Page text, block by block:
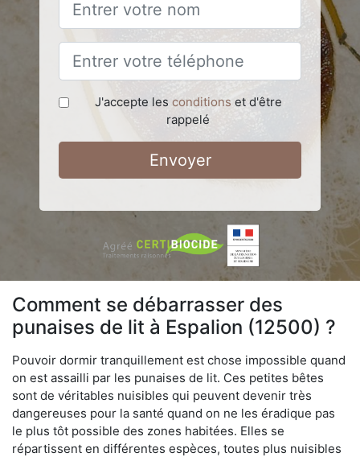
J'accepte les conditions et d'être
rappelé
Envoyer
Comment se débarrasser des
punaises de lit à Espalion (12500) ?
Pouvoir dormir tranquillement est chose impossible quand
on est assailli par les punaises de lit. Ces petites bêtes
sont de véritables nuisibles qui peuvent devenir très
dangereuses pour la santé quand on ne les éradique pas
le plus tôt possible des zones habitées. Elles se
répartissent en différentes espèces, toutes plus nuisibles